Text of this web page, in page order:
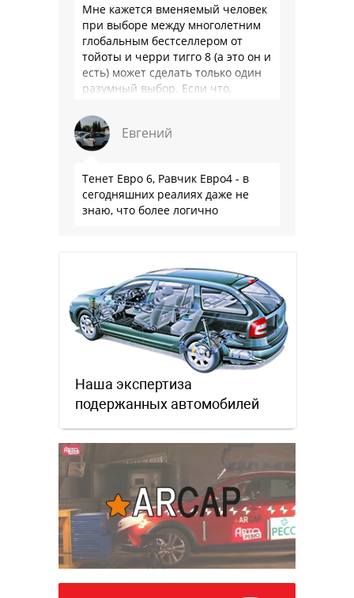
Мне кажется вменяемый человек
при выборе между многолетним
глобальным бестселлером от
тойоты и черри тигго 8 (а это он и
есть) может сделать только один
разумный выбор. Если что,
Евгений
Тенет Евро 6, Равчик Евро4 - в
сегодняшних реалиях даже не
знаю, что более логично
Наша экспертиза
подержанных автомобилей